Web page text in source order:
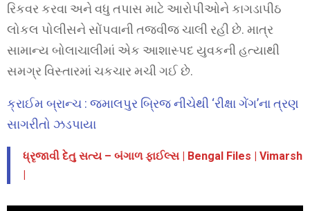
રિકવર કરવા અને વધુ તપાસ માટે આરોપીઓને કાગડાપીઠ
લોકલ પોલીસને સોંપવાની તજવીજ ચાલી રહી છે. માત્ર
સામાન્ય બોલાચાલીમાં એક આશાસ્પદ યુવકની હત્યાથી
સમગ્ર વિસ્તારમાં ચકચાર મચી ગઈ છે.
ક્રાઈમ બ્રાન્ચ : જમાલપુર બ્રિજ નીચેથી ‘રીક્ષા ગેંગ’ના ત્રણ
સાગરીતો ઝડપાયા
ધ્રૃજાવી દેતુ સત્ય – બંગાળ ફાઈલ્સ | Bengal Files | Vimarsh
|